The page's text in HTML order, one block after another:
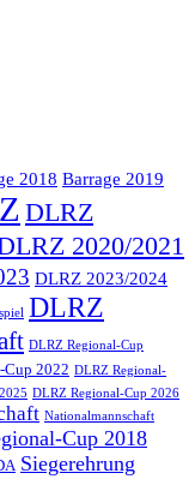
2018 Barrage 2019
DLRZ
2020/2021
DLRZ 2023/2024
DLRZ
DLRZ Regional-Cup
2022 DLRZ Regional-
DLRZ Regional-Cup 2026
Nationalmannschaft
Cup 2018
Siegerehrung